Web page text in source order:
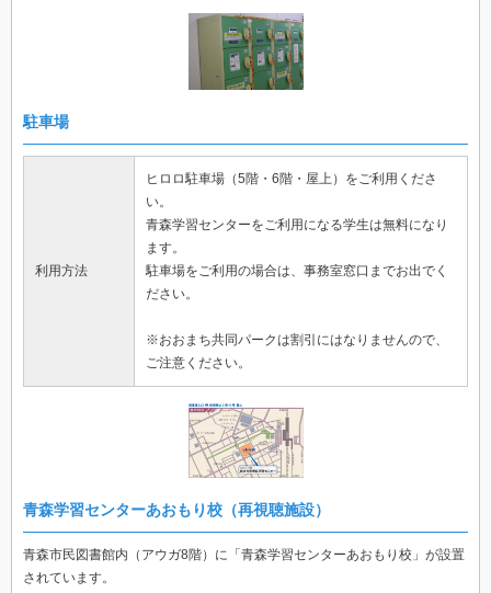
駐車場
利用方法
ヒロロ駐車場（5階・6階・屋上）をご利用くださ
い。
青森学習センターをご利用になる学生は無料になり
ます。
駐車場をご利用の場合は、事務室窓口までお出でく
ださい。
※おおまち共同パークは割引にはなりませんので、
ご注意ください。
青森学習センターあおもり校（再視聴施設）
青森市民図書館内（アウガ8階）に「青森学習センターあおもり校」が設置
されています。